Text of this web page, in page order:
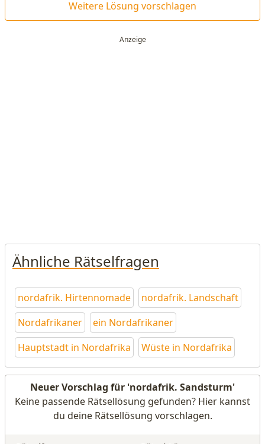
Weitere Lösung vorschlagen
Ähnliche Rätselfragen
nordafrik. Hirtennomade
nordafrik. Landschaft
Nordafrikaner
ein Nordafrikaner
Hauptstadt in Nordafrika
Wüste in Nordafrika
Neuer Vorschlag für 'nordafrik. Sandsturm'
Keine passende Rätsellösung gefunden? Hier kannst
du deine Rätsellösung vorschlagen.